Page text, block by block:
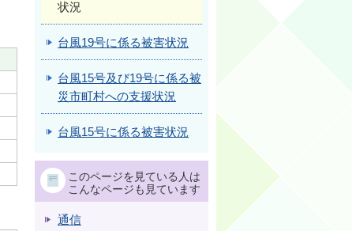
状況
台風19号に係る被害状況
台風15号及び19号に係る被
災市町村への支援状況
台風15号に係る被害状況
このページを見ている人は
こんなページも見ています
通信